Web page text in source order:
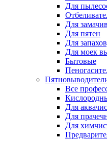
Для
Для
Для пятен
Для
Для моек
Бытовые
Все
Для
Для
Для